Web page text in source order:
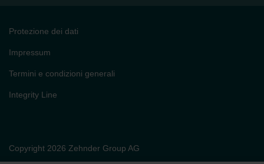
Copyright 2026 Zehnder Group AG
Protezione dei dati
Impressum
Termini e condizioni generali
Integrity Line